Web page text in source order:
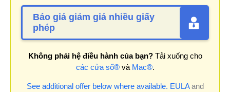
Báo giá giảm giá nhiều giấy
phép
Không phải hệ điều hành của bạn?Tải xuống cho
các cửa sổ®và Mac®.
See additional offer below where available. EULAand